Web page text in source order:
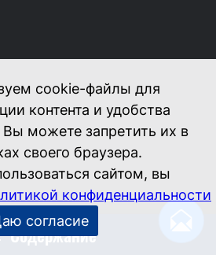
Содержание